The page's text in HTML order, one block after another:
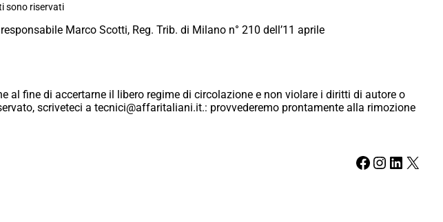
sono riservati
Marco Scotti, Reg. Trib. di Milano n° 210 dell’11 aprile
fine di accertarne il libero regime di circolazione e non violare i diritti di autore o
scriveteci a tecnici@affaritaliani.it.: provvederemo prontamente alla rimozione
Facebook Instagram LinkedIn X